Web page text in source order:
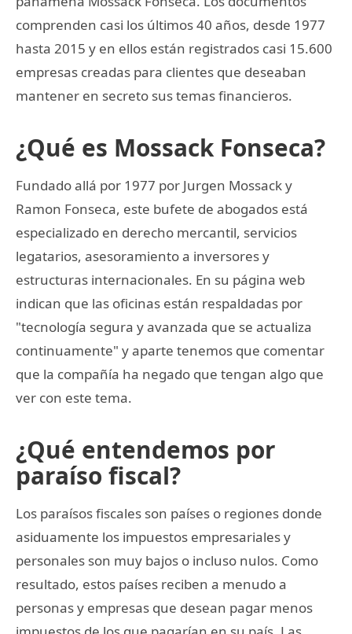
comprenden casi los últimos 40 años, desde 1977
hasta 2015 y en ellos están registrados casi 15.600
empresas creadas para clientes que deseaban
mantener en secreto sus temas financieros.
¿Qué es Mossack Fonseca?
Fundado allá por 1977 por Jurgen Mossack y
Ramon Fonseca, este bufete de abogados está
especializado en derecho mercantil, servicios
legatarios, asesoramiento a inversores y
estructuras internacionales. En su página web
indican que las oficinas están respaldadas por
"tecnología segura y avanzada que se actualiza
continuamente" y aparte tenemos que comentar
que la compañía ha negado que tengan algo que
ver con este tema.
¿Qué entendemos por
paraíso fiscal?
Los paraísos fiscales son países o regiones donde
asiduamente los impuestos empresariales y
personales son muy bajos o incluso nulos. Como
resultado, estos países reciben a menudo a
personas y empresas que desean pagar menos